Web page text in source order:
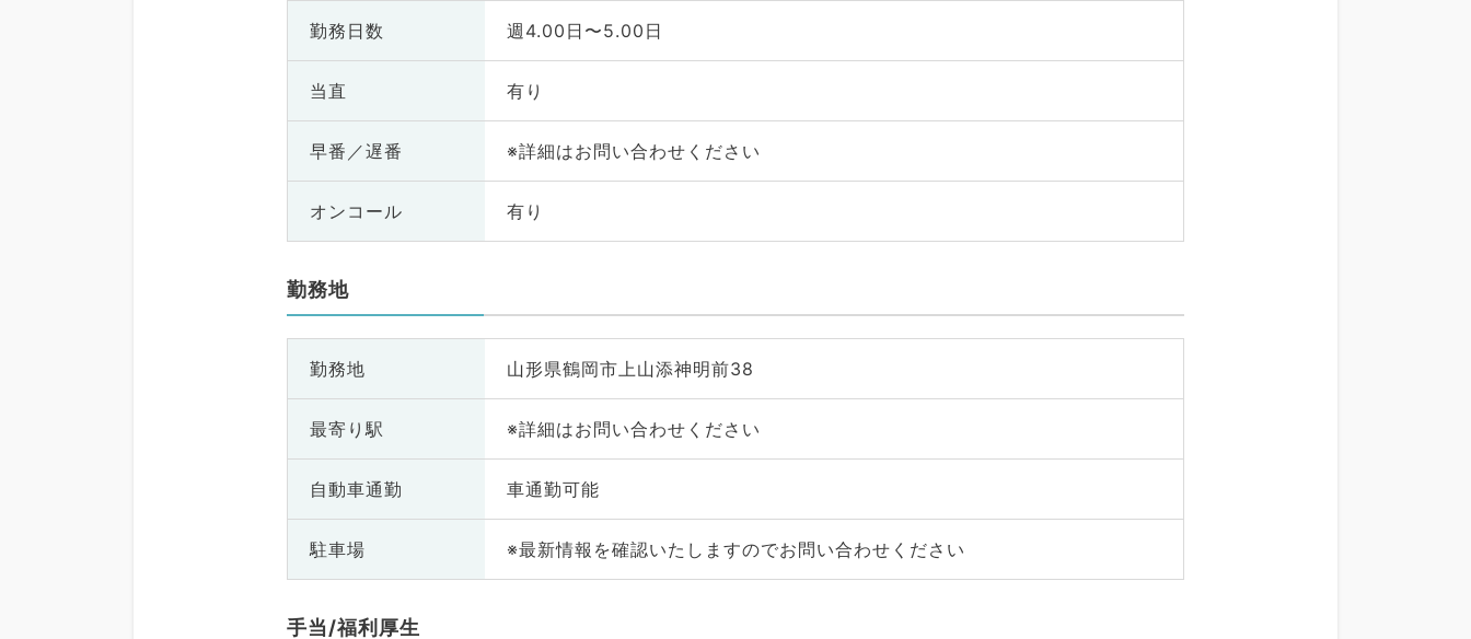
勤務日数 週4.00日〜5.00日
当直 有り
早番／遅番 ※詳細はお問い合わせください
オンコール 有り
勤務地
勤務地 山形県鶴岡市上山添神明前38
最寄り駅 ※詳細はお問い合わせください
自動車通勤 車通勤可能
駐車場 ※最新情報を確認いたしますのでお問い合わせください
手当/福利厚生